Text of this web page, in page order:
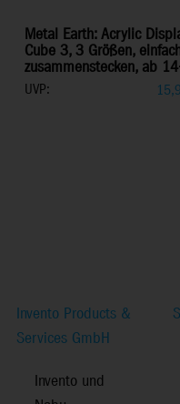
Metal Earth: Acrylic
Cube 3, 3 Größen,
zusammenstecken, ab
UVP:
Invento Products &
Services GmbH
Invento und